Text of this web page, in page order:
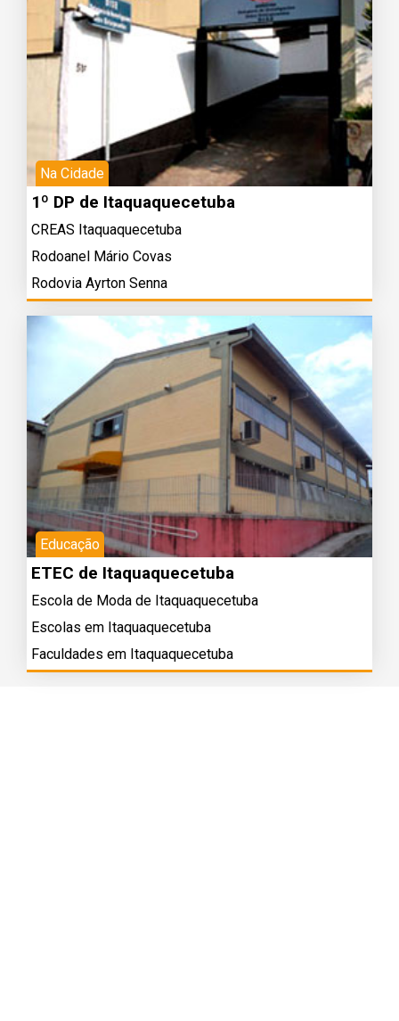
Na Cidade
1º DP de Itaquaquecetuba
CREAS Itaquaquecetuba
Rodoanel Mário Covas
Rodovia Ayrton Senna
Educação
ETEC de Itaquaquecetuba
Escola de Moda de Itaquaquecetuba
Escolas em Itaquaquecetuba
Faculdades em Itaquaquecetuba